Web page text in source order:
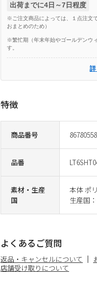
商品番号 86780558
品番
素材・生産
国
本体 ポ
生産国
出荷までに4日～7日程度
※ご注文商品によっては、１点注文
おまとめのため）
※繁忙期（年末年始やゴールデンウ
す。
特徴
よくあるご質問
返品・キャンセルについて
店舗受け取りについて